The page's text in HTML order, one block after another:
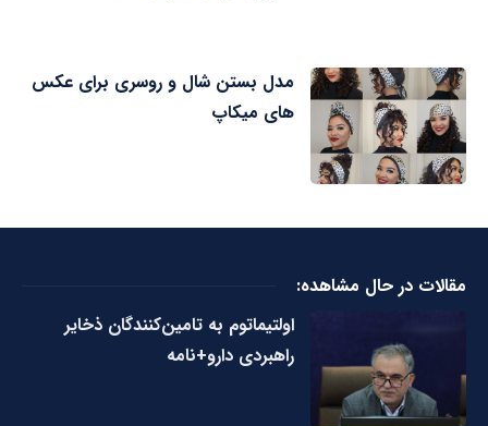
مدل بستن شال و روسری برای عکس
های میکاپ
مقالات در حال مشاهده:
اولتیماتوم به تامین‌کنندگان ذخایر
راهبردی دارو+نامه